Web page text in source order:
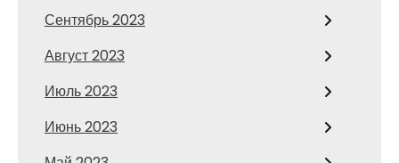
Сентябрь 2023
Август 2023
Июль 2023
Июнь 2023